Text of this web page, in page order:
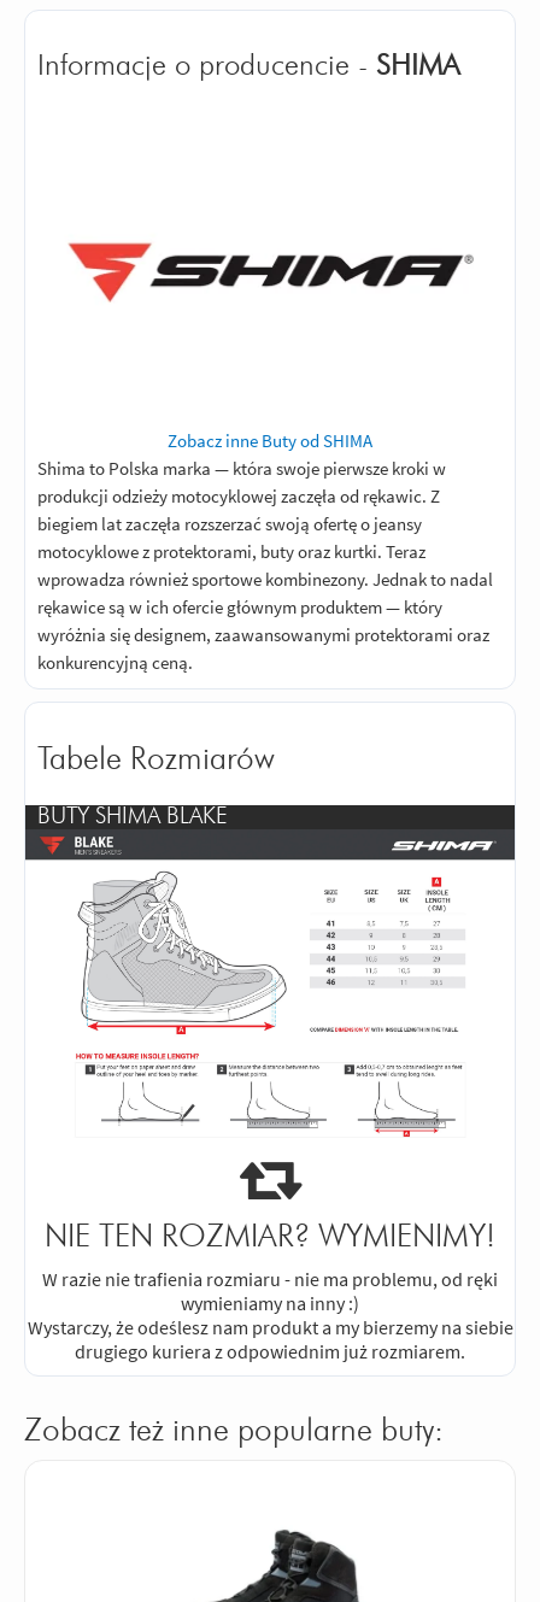
Informacje o producencie - SHIMA
Zobacz inne Buty od SHIMA
Shima to Polska marka — która swoje pierwsze kroki w
produkcji odzieży motocyklowej zaczęła od rękawic. Z
biegiem lat zaczęła rozszerzać swoją ofertę o jeansy
motocyklowe z protektorami, buty oraz kurtki. Teraz
wprowadza również sportowe kombinezony. Jednak to nadal
rękawice są w ich ofercie głównym produktem — który
wyróżnia się designem, zaawansowanymi protektorami oraz
konkurencyjną ceną.
Tabele Rozmiarów
BUTY SHIMA BLAKE
NIE TEN ROZMIAR? WYMIENIMY!
W razie nie trafienia rozmiaru - nie ma problemu, od ręki
wymieniamy na inny :)
Wystarczy, że odeślesz nam produkt a my bierzemy na siebie
drugiego kuriera z odpowiednim już rozmiarem.
Zobacz też inne popularne buty: